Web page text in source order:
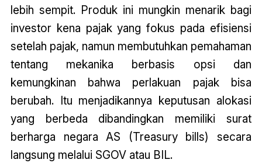
lebih sempit. Produk ini mungkin menarik bagi
investor kena pajak yang fokus pada efisiensi
setelah pajak, namun membutuhkan pemahaman
tentang mekanika berbasis opsi dan
kemungkinan bahwa perlakuan pajak bisa
berubah. Itu menjadikannya keputusan alokasi
yang berbeda dibandingkan memiliki surat
berharga negara AS (Treasury bills) secara
langsung melalui SGOV atau BIL.